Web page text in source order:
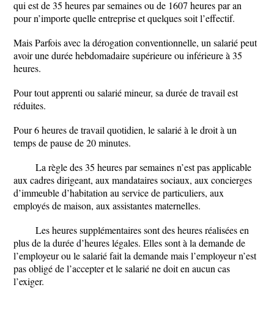
qui est de 35 heures par semaines ou de 1607 heures par an
pour n’importe quelle entreprise et quelques soit l’effectif.
Mais Parfois avec la dérogation conventionnelle, un salarié peut
avoir une durée hebdomadaire supérieure ou inférieure à 35
heures.
Pour tout apprenti ou salarié mineur, sa durée de travail est
réduites.
Pour 6 heures de travail quotidien, le salarié à le droit à un
temps de pause de 20 minutes.
La règle des 35 heures par semaines n’est pas applicable
aux cadres dirigeant, aux mandataires sociaux, aux concierges
d’immeuble d’habitation au service de particuliers, aux
employés de maison, aux assistantes maternelles.
Les heures supplémentaires sont des heures réalisées en
plus de la durée d’heures légales. Elles sont à la demande de
l’employeur ou le salarié fait la demande mais l’employeur n’est
pas obligé de l’accepter et le salarié ne doit en aucun cas
l’exiger.